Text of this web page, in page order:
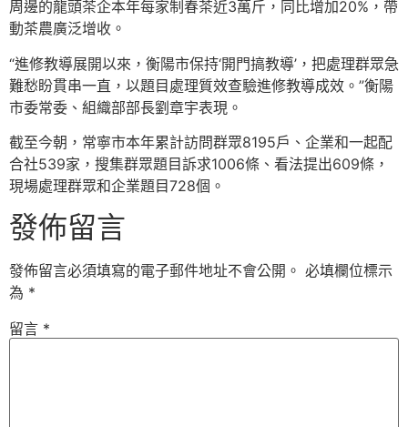
周邊的龍頭茶企本年每家制春茶近3萬斤，同比增加20%，帶
動茶農廣泛增收。
“進修教導展開以來，衡陽市保持‘開門搞教導’，把處理群眾急
難愁盼貫串一直，以題目處理質效查驗進修教導成效。”衡陽
市委常委、組織部部長劉章宇表現。
截至今朝，常寧市本年累計訪問群眾8195戶、企業和一起配
合社539家，搜集群眾題目訴求1006條、看法提出609條，
現場處理群眾和企業題目728個。
發佈留言
發佈留言必須填寫的電子郵件地址不會公開。 必填欄位標示
為 *
留言 *